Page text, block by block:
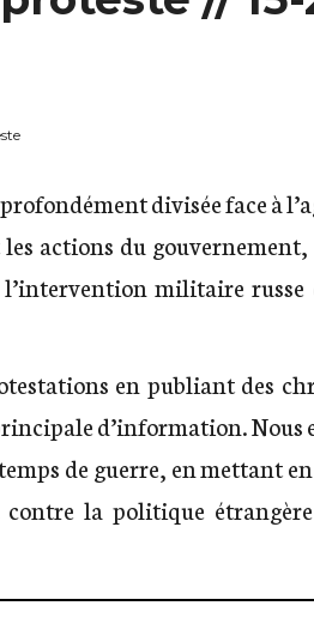
divisée face à
actions du gouvernement,
militaire russe
en publiant des
d’information. Nous
de guerre, en mettant
contre la politique